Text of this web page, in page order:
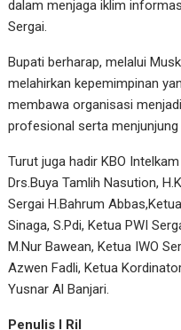
dalam menjaga iklim
Sergai.
Bupati berharap, melalui
melahirkan kepemimpinan
membawa organisasi
profesional serta
Turut juga hadir KBO
Drs.Buya Tamlih Nasution,
Sergai H.Bahrum
Sinaga, S.Pdi, Ketua PWI
M.Nur Bawean, Ketua IWO
Azwen Fadli, Ketua
Yusnar Al Banjari.
Penulis I Ril